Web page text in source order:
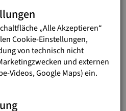
nicht bezahlen
„Viele unserer Ärzte
wegen dieser Gefahr. Wir
finanziellen Ressourcen des
in Damaskus zu versorgen!
„Alle Akzeptieren“
Cookie-Einstellungen,
von technisch nicht
und externen
Videos, Google Maps) ein.